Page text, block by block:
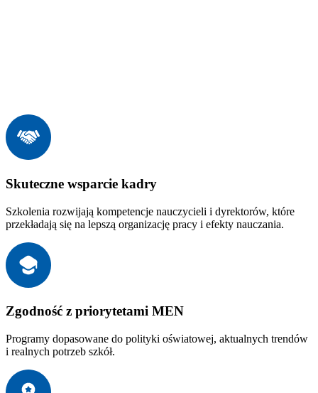
Skuteczne wsparcie kadry
Szkolenia rozwijają kompetencje nauczycieli i dyrektorów, które
przekładają się na lepszą organizację pracy i efekty nauczania.
Zgodność z priorytetami MEN
Programy dopasowane do polityki oświatowej, aktualnych trendów
i realnych potrzeb szkół.